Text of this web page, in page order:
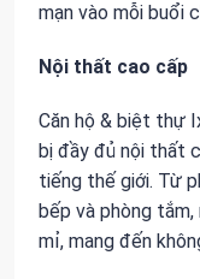
mạn vào mỗi buổi
Nội thất cao cấp
Căn hộ & biệt thự
bị đầy đủ nội thất
tiếng thế giới. Từ
bếp và phòng
mỉ, mang đến